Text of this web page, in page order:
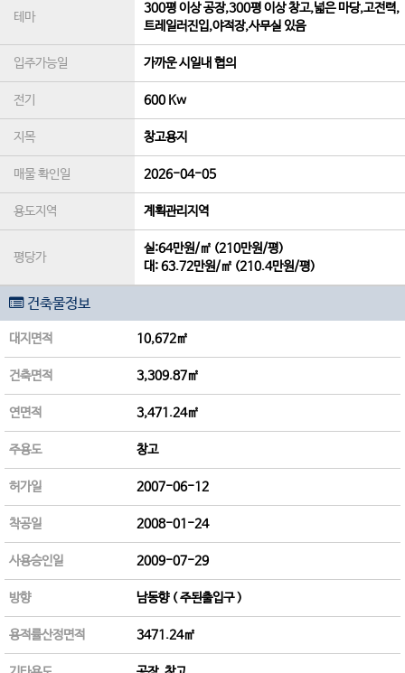
테마
300평 이상 공장,300평 이상 창고,넓은 마당,고전력,
트레일러진입,야적장,사무실 있음
입주가능일 가까운 시일내 협의
전기 600 Kw
지목 창고용지
매물 확인일 2026-04-05
용도지역 계획관리지역
평당가
실:64만원/㎡ (210만원/평)
대:63.72만원/㎡ (210.4만원/평)
건축물정보
대지면적 10,672㎡
건축면적 3,309.87㎡
연면적 3,471.24㎡
주용도 창고
허가일 2007-06-12
착공일 2008-01-24
사용승인일 2009-07-29
방향 남동향 ( 주된출입구 )
용적률산정면적 3471.24㎡